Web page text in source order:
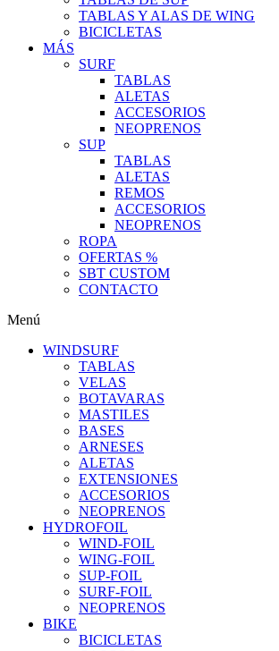
TABLAS Y ALAS DE WING
BICICLETAS
MÁS
SURF
TABLAS
ALETAS
ACCESORIOS
NEOPRENOS
SUP
TABLAS
ALETAS
REMOS
ACCESORIOS
NEOPRENOS
ROPA
OFERTAS %
SBT CUSTOM
CONTACTO
Menú
WINDSURF
TABLAS
VELAS
BOTAVARAS
MASTILES
BASES
ARNESES
ALETAS
EXTENSIONES
ACCESORIOS
NEOPRENOS
HYDROFOIL
WIND-FOIL
WING-FOIL
SUP-FOIL
SURF-FOIL
NEOPRENOS
BIKE
BICICLETAS